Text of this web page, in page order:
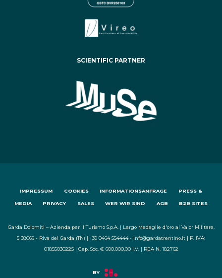
SCIENTIFIC PARTNER
IMPRESSUM COOKIES INFORMATIONSANFRAGE PRESS &
MEDIA PRIVACY SALES WER WIR SIND AGB B2B SITES
Garda Dolomiti – Azienda per il Turismo S.p.A. | Largo Medaglie d'oro al Valor Militare,
5 38066 - Riva del Garda (TN) | +39 0464 554444 - info@gardatrentino.it | P. IVA:
01855030225 | Cap. Soc. € 600.000,00 I.V. | REA N. 182762